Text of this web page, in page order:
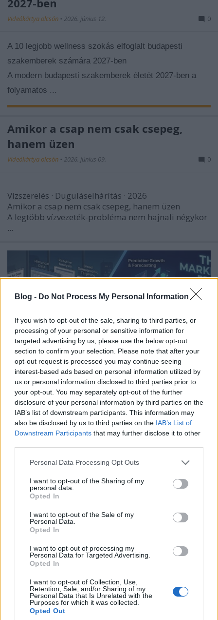
Blog - Do Not Process My Personal Information
If you wish to opt-out of the sale, sharing to third parties, or
processing of your personal or sensitive information for
targeted advertising by us, please use the below opt-out
section to confirm your selection. Please note that after your
opt-out request is processed you may continue seeing
interest-based ads based on personal information utilized by
us or personal information disclosed to third parties prior to
your opt-out. You may separately opt-out of the further
disclosure of your personal information by third parties on the
IAB’s list of downstream participants. This information may
also be disclosed by us to third parties on the IAB’s List of
Downstream Participants that may further disclose it to other
Please note that this website/app uses one or more Google
not limited to your visit or usage behaviour. You may click to
grant or deny consent to Google and its third-party tags to
use your data for below specified purposes in below Google
consent section.
Personal Data Processing Opt Outs
I want to opt-out of the Sharing of my
personal data.
Opted In
I want to opt-out of the Sale of my
Personal Data.
Opted In
I want to opt-out of processing my
Personal Data for Targeted Advertising.
Opted In
I want to opt-out of Collection, Use,
Retention, Sale, and/or Sharing of my
Personal Data that Is Unrelated with the
Purposes for which it was collected.
Opted Out
Videókártya olcsón • 2026. június 12. 0
A 10 legjobb wellness szokás elfoglalt budapesti
szakemberek számára 2027-ben
A modern budapesti szakemberek életét 2027-ben a
folyamatos ...
Amikor a csap nem csak csepeg,
hanem üzen
Videókártya olcsón • 2026. június 09. 0
Vízszerelés · Duguláselhárítás · 2026
Amikor a csap nem csak csepeg, hanem üzen
A legtöbb vízvezeték-probléma nem hajnali négykor
...
The AI Marketing Agency Edge: Why
Traditional Marketing Is No Longer
Enough
Videókártya olcsón•2026. június 05.
seismic shift since the advent of the internet. For
years, businesses relied on historical data, creative ...
Rólunk, Szerzőinkről & Szerkesztési
Irányelveinkről
Videókártya olcsón•2026. március 29.
Rólunk, Szerzőink & Szerkesztési Irányelvek - AI
marketing